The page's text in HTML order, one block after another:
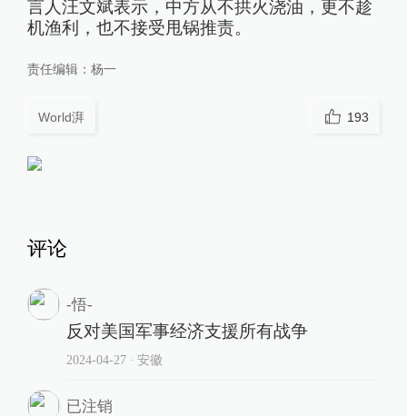
言人汪文斌表示，中方从不拱火浇油，更不趁
机渔利，也不接受甩锅推责。
责任编辑： 杨一
World湃 193
评论
-悟-
反对美国军事经济支援所有战争
2024-04-27∙ 安徽
已注销